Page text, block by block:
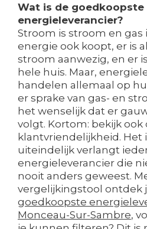
Wat is de goedkoopste
energieleverancier?
Stroom is stroom en gas
energie ook koopt, er is
stroom aanwezig, en er
hele huis. Maar,
handelen allemaal op
er sprake van gas- en
het wenselijk dat er
volgt. Kortom: bekijk ook
klantvriendelijkheid. Het
uiteindelijk verlangt
energieleverancier die
nooit anders geweest.
vergelijkingstool ontdek
goedkoopste
Monceau-Sur-Sambre,